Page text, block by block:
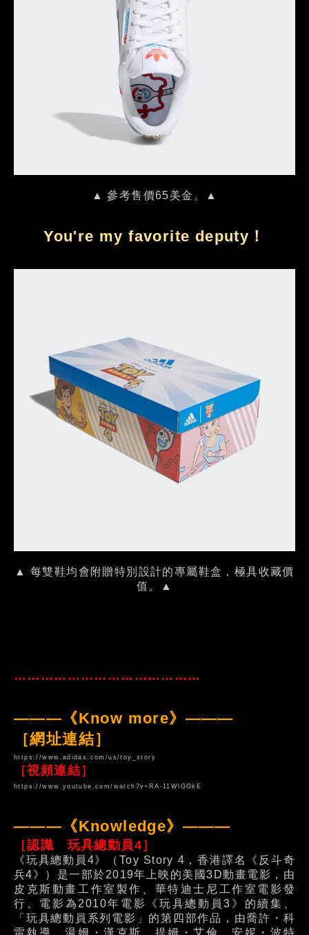
▲ 參考售價65美金。▲
You're my favorite deputy！
▲ 每雙鞋均會附贈特別設計的專屬鞋盒，極具收藏價
值。▲
……………………………………
———《Know more》———
［網址連結］
https://www.adidas.com/us/toy_story
［視頻連結］
https://www.youtube.com/watch?v=RA-11WlGGkE
———《Knowledge》———
［認識 玩具總動員4］
《玩具總動員4》（Toy Story 4，香港譯名《反斗奇
兵4》）是一部於2019年上映的美國3D動畫電影，由
皮克斯動畫工作室製作、華特迪士尼工作室電影發
行。電影為2010年電影《玩具總動員3》的續集、
「玩具總動員系列電影」的第四部作品，由喬許・科
雷執導。湯姆・漢克斯、提姆・艾倫、安妮・波特